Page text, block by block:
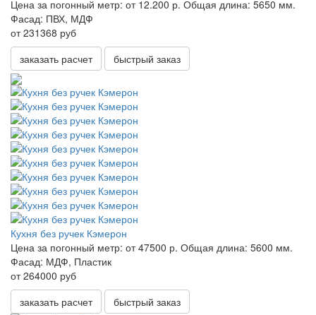
Цена за погонный метр: от 12.200 р. Общая длина: 5650 мм.
Фасад: ПВХ, МДФ
от 231368 руб
заказать расчет
быстрый заказ
Кухня без ручек Кэмерон
Цена за погонный метр: от 47500 р. Общая длина: 5600 мм.
Фасад: МДФ, Пластик
от 264000 руб
заказать расчет
быстрый заказ